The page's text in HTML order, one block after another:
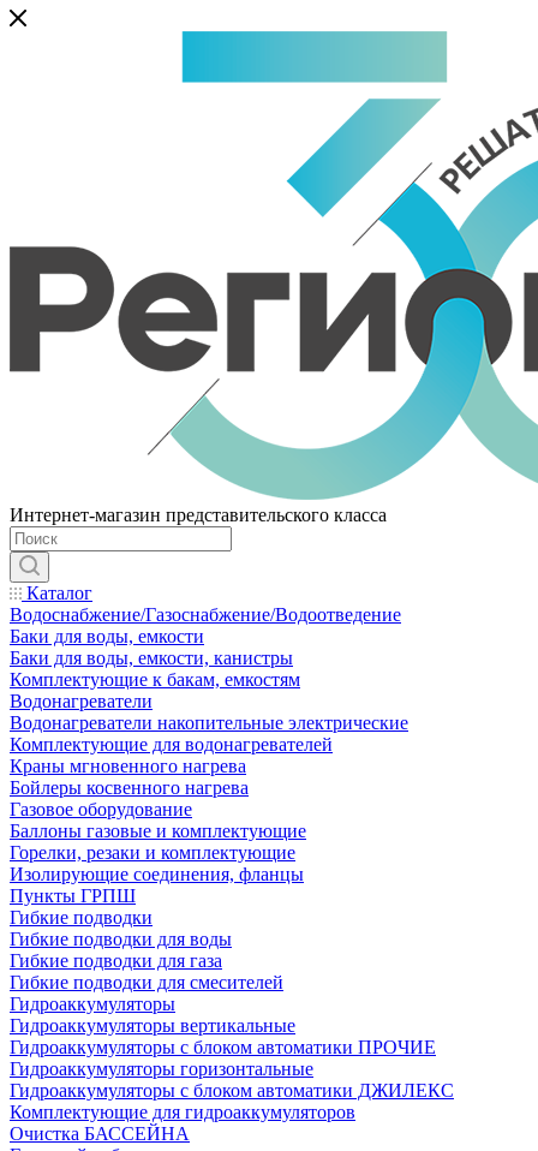
Интернет-магазин представительского класса
Каталог
Водоснабжение/Газоснабжение/Водоотведение
Баки для воды, емкости
Баки для воды, емкости, канистры
Комплектующие к бакам, емкостям
Водонагреватели
Водонагреватели накопительные электрические
Комплектующие для водонагревателей
Краны мгновенного нагрева
Бойлеры косвенного нагрева
Газовое оборудование
Баллоны газовые и комплектующие
Горелки, резаки и комплектующие
Изолирующие соединения, фланцы
Пункты ГРПШ
Гибкие подводки
Гибкие подводки для воды
Гибкие подводки для газа
Гибкие подводки для смесителей
Гидроаккумуляторы
Гидроаккумуляторы вертикальные
Гидроаккумуляторы с блоком автоматики ПРОЧИЕ
Гидроаккумуляторы горизонтальные
Гидроаккумуляторы с блоком автоматики ДЖИЛЕКС
Комплектующие для гидроаккумуляторов
Очистка БАССЕЙНА